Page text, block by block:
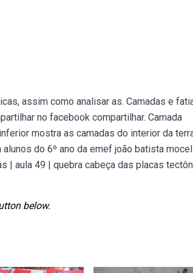
assim como analisar as. Camadas e
no facebook compartilhar. Camada
mostra as camadas do interior da
do 6º ano da emef joão batista
| aula 49 | quebra cabeça das placas
below.